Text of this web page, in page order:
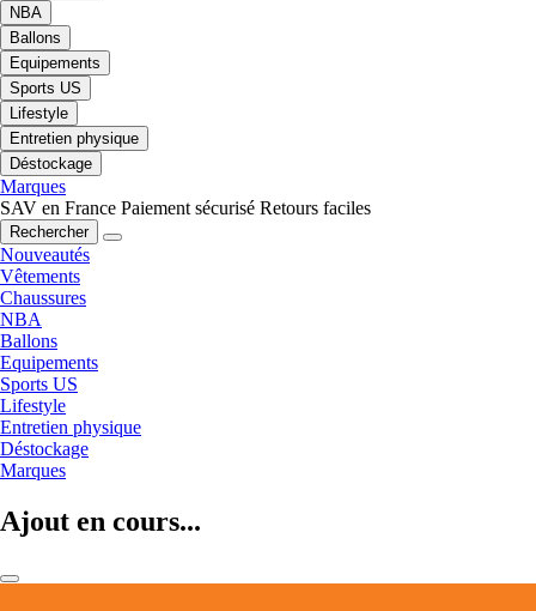
NBA
Ballons
Equipements
Sports US
Lifestyle
Entretien physique
Déstockage
Marques
SAV en France Paiement sécurisé Retours faciles
Rechercher
Nouveautés
Vêtements
Chaussures
NBA
Ballons
Equipements
Sports US
Lifestyle
Entretien physique
Déstockage
Marques
Ajout en cours...